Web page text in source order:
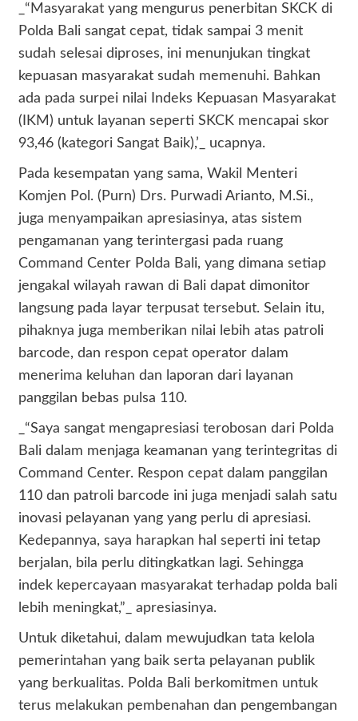
_“Masyarakat yang mengurus penerbitan SKCK di
Polda Bali sangat cepat, tidak sampai 3 menit
sudah selesai diproses, ini menunjukan tingkat
kepuasan masyarakat sudah memenuhi. Bahkan
ada pada surpei nilai Indeks Kepuasan Masyarakat
(IKM) untuk layanan seperti SKCK mencapai skor
93,46 (kategori Sangat Baik),’_ ucapnya.
Pada kesempatan yang sama, Wakil Menteri
Komjen Pol. (Purn) Drs. Purwadi Arianto, M.Si.,
juga menyampaikan apresiasinya, atas sistem
pengamanan yang terintergasi pada ruang
Command Center Polda Bali, yang dimana setiap
jengakal wilayah rawan di Bali dapat dimonitor
langsung pada layar terpusat tersebut. Selain itu,
pihaknya juga memberikan nilai lebih atas patroli
barcode, dan respon cepat operator dalam
menerima keluhan dan laporan dari layanan
panggilan bebas pulsa 110.
_“Saya sangat mengapresiasi terobosan dari Polda
Bali dalam menjaga keamanan yang terintegritas di
Command Center. Respon cepat dalam panggilan
110 dan patroli barcode ini juga menjadi salah satu
inovasi pelayanan yang yang perlu di apresiasi.
Kedepannya, saya harapkan hal seperti ini tetap
berjalan, bila perlu ditingkatkan lagi. Sehingga
indek kepercayaan masyarakat terhadap polda bali
lebih meningkat,”_ apresiasinya.
Untuk diketahui, dalam mewujudkan tata kelola
pemerintahan yang baik serta pelayanan publik
yang berkualitas. Polda Bali berkomitmen untuk
terus melakukan pembenahan dan pengembangan